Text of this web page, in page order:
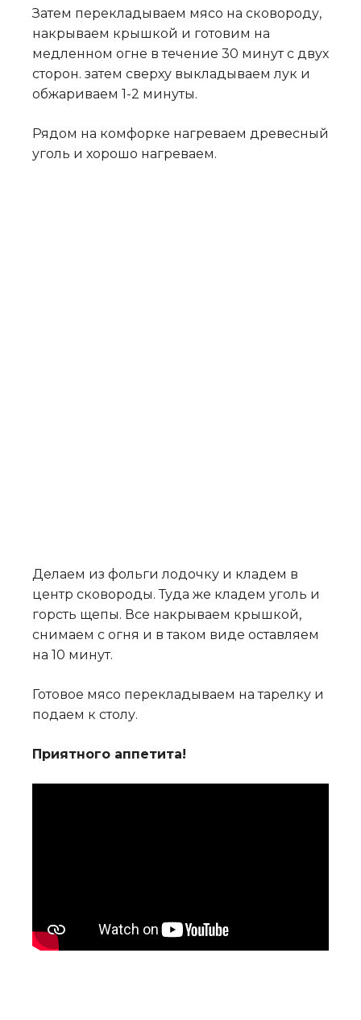
Затем перекладываем мясо на сковороду,
накрываем крышкой и готовим на
медленном огне в течение 30 минут с двух
сторон. затем сверху выкладываем лук и
обжариваем 1-2 минуты.
Рядом на комфорке нагреваем древесный
уголь и хорошо нагреваем.
Делаем из фольги лодочку и кладем в
центр сковороды. Туда же кладем уголь и
горсть щепы. Все накрываем крышкой,
снимаем с огня и в таком виде оставляем
на 10 минут.
Готовое мясо перекладываем на тарелку и
подаем к столу.
Приятного аппетита!